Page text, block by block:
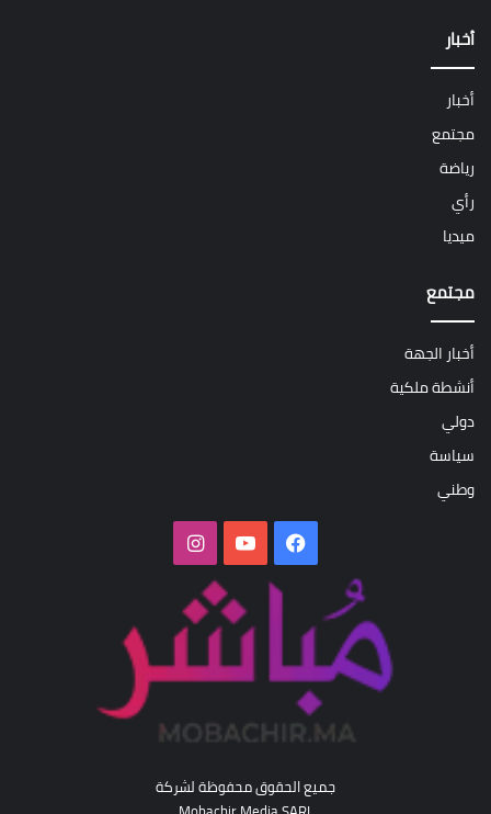
أخبار
أخبار
مجتمع
رياضة
رأي
ميديا
مجتمع
أخبار الجهة
أنشطة ملكية
دولي
سياسة
وطني
فيسبوك‫YouTubeانستقرام
جميع الحقوق محفوظة لشركة